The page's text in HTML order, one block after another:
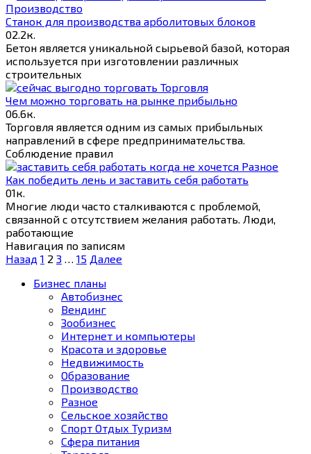
Производство
Станок для производства арболитовых блоков
02.2к.
Бетон является уникальной сырьевой базой, которая
используется при изготовлении различных
строительных
Торговля
Чем можно торговать на рынке прибыльно
06.6к.
Торговля является одним из самых прибыльных
направлений в сфере предпринимательства.
Соблюдение правил
Разное
Как победить лень и заставить себя работать
01к.
Многие люди часто сталкиваются с проблемой,
связанной с отсутствием желания работать. Люди,
работающие
Навигация по записям
Назад 1 2 3 … 15 Далее
Бизнес планы
Автобизнес
Вендинг
Зообизнес
Интернет и компьютеры
Красота и здоровье
Недвижимость
Образование
Производство
Разное
Сельское хозяйство
Спорт Отдых Туризм
Сфера питания